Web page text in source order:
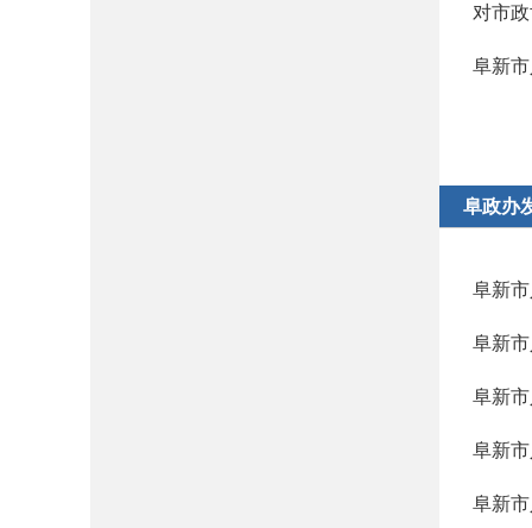
对市
阜新
阜政办
阜新
阜新
阜新